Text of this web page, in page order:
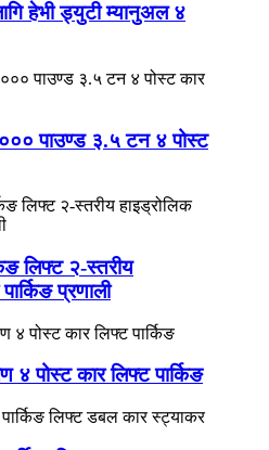
हेभी ड्युटी म्यानुअल ४
पाउण्ड ३.५ टन ४ पोस्ट
लिफ्ट २-स्तरीय
प्रणाली
४ पोस्ट कार लिफ्ट पार्किङ